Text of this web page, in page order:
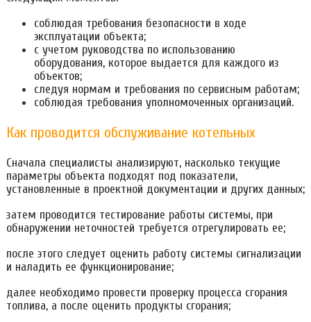
соблюдая требования безопасности в ходе
эксплуатации объекта;
с учетом руководства по использованию
оборудования, которое выдается для каждого из
объектов;
следуя нормам и требования по сервисным работам;
соблюдая требования уполномоченных организаций.
Как проводится обслуживание котельных
Сначала специалисты анализируют, насколько текущие
параметры объекта подходят под показатели,
установленные в проектной документации и других данных;
затем проводится тестирование работы системы, при
обнаружении неточностей требуется отрегулировать ее;
после этого следует оценить работу системы сигнализации
и наладить ее функционирование;
далее необходимо провести проверку процесса сгорания
топлива, а после оценить продукты сгорания;